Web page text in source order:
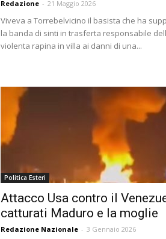
Redazione - 21 Maggio 2026
Viveva a Torrebelvicino il basista che ha
la banda di sinti in trasferta responsabile
violenta rapina in villa ai danni di una...
Politica Esteri
Attacco Usa contro il
catturati Maduro e la moglie
Redazione Nazionale - 3 Gennaio 2026